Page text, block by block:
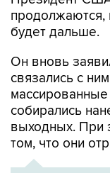
Он вновь
собирались
выходных. При
том, что они
ХРОНИКА